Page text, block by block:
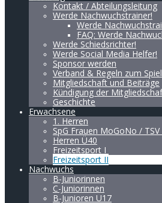
Kontakt / Abteilungsleitung
Werde Nachwuchstrainer!
Werde
FAQ: Werde
Werde Schiedsrichter!
Werde Social Media Helfer!
Sponsor werden
Verband & Regeln zum
Mitgliedschaft und Beiträge
Kündigung der
Geschichte
Erwachsene
1. Herren
SpG Frauen MoGoNo /
Herren Ü40
Freizeitsport I
Freizeitsport II
Nachwuchs
B-Juniorinnen
C-Juniorinnen
B-Junioren U17